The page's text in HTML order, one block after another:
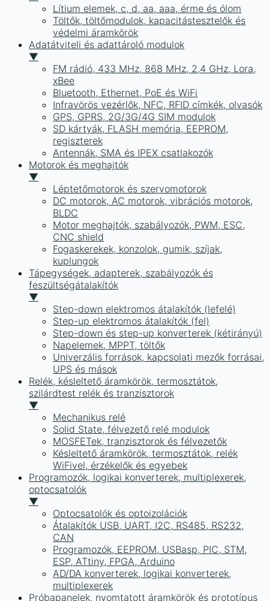
Lítium elemek, c, d, aa, aaa, érme és ólom
Töltők, töltőmodulok, kapacitástesztelők és
védelmi áramkörök
Adatátviteli és adattároló modulok
▼
FM rádió, 433 MHz, 868 MHz, 2,4 GHz, Lora,
xBee
Bluetooth, Ethernet, PoE és WiFi
Infravörös vezérlők, NFC, RFID címkék, olvasók
GPS, GPRS, 2G/3G/4G SIM modulok
SD kártyák, FLASH memória, EEPROM,
regiszterek
Antennák, SMA és IPEX csatlakozók
Motorok és meghajtók
▼
Léptetőmotorok és szervomotorok
DC motorok, AC motorok, vibrációs motorok,
BLDC
Motor meghajtók, szabályozók, PWM, ESC,
CNC shield
Fogaskerekek, konzolok, gumik, szíjak,
kuplungok
Tápegységek, adapterek, szabályozók és
feszültségátalakítók
▼
Step-down elektromos átalakítók (lefelé)
Step-up elektromos átalakítók (fel)
Step-down és step-up konverterek (kétirányú)
Napelemek, MPPT, töltők
Univerzális források, kapcsolati mezők forrásai,
UPS és mások
Relék, késleltető áramkörök, termosztátok,
szilárdtest relék és tranzisztorok
▼
Mechanikus relé
Solid State, félvezető relé modulok
MOSFETek, tranzisztorok és félvezetők
Késleltető áramkörök, termosztátok, relék
WiFivel, érzékelők és egyebek
Programozók, logikai konverterek, multiplexerek,
optocsatolók
▼
Optocsatolók és optoizolációk
Átalakítók USB, UART, I2C, RS485, RS232,
CAN
Programozók, EEPROM, USBasp, PIC, STM,
ESP, ATtiny, FPGA, Arduino
AD/DA konverterek, logikai konverterek,
multiplexerek
Próbapanelek, nyomtatott áramkörök és prototípus